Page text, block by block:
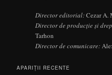
Director editorial:Cezar A.
Director de producție și
Tarhon
Director de comunicare:
APARIŢII RECENTE